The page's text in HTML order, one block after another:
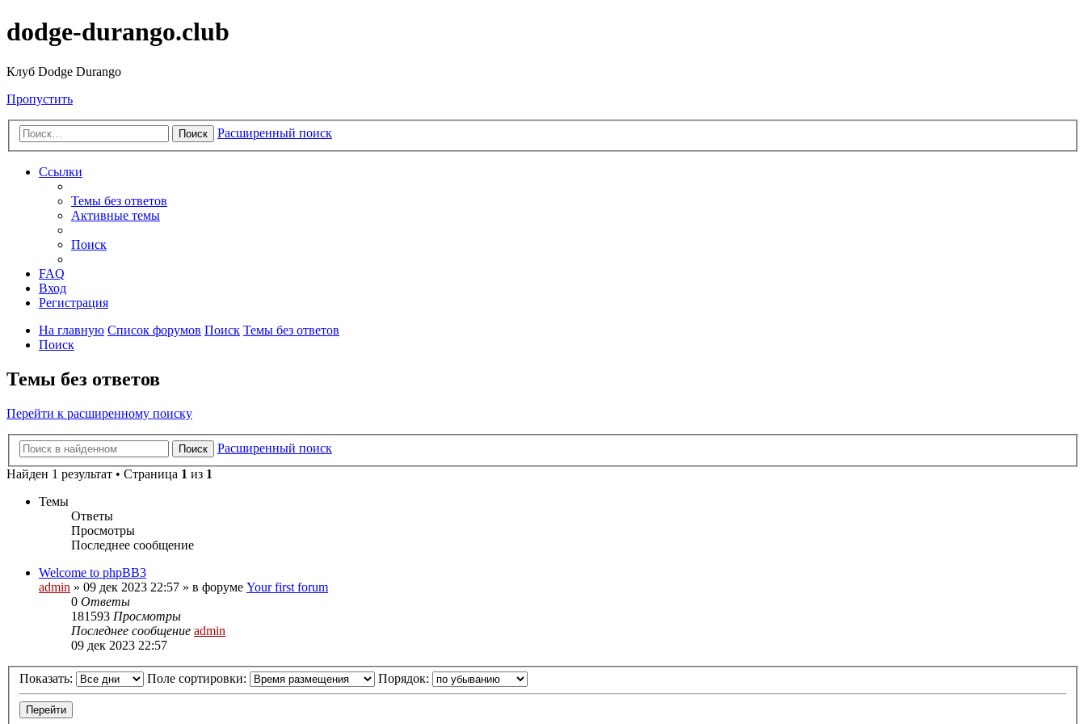
dodge-durango.club
Клуб Dodge Durango
Пропустить
Поиск Расширенный поиск
Ссылки
Темы без ответов
Активные темы
Поиск
FAQ
Вход
Регистрация
На главную Список форумов Поиск Темы без ответов
Поиск
Темы без ответов
Перейти к расширенному поиску
Поиск
Расширенный поиск
Найден 1 результат • Страница 1 из 1
Темы
Ответы
Просмотры
Последнее сообщение
Welcome to phpBB3
admin » 09 дек 2023 22:57 » в форуме Your first forum
0 Ответы
181593 Просмотры
Последнее сообщение admin
09 дек 2023 22:57
Показать: Поле сортировки: Порядок: